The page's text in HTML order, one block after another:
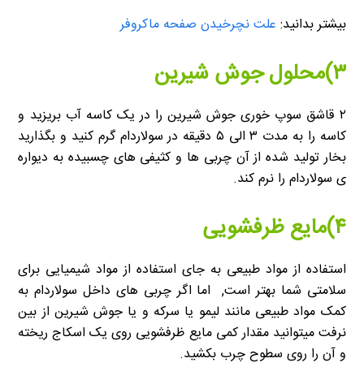
بیشتر بدانید: علت نچرخیدن صفحه ماکروفر
۳)محلول جوش شیرین
۲ قاشق سوپ خوری جوش شیرین را در یک کاسه آب بریزید و
کاسه را به مدت ۳ الی ۵ دقیقه در سولاردام گرم کنید و بگذارید
بخار تولید شده از آن چربی ها و کثیفی های چسبیده به دیواره
ی سولاردام را نرم کند.
۴)مایع ظرفشویی
استفاده از مواد طبیعی به جای استفاده از مواد شیمیایی برای
سلامتی شما بهتر است, اما اگر چربی های داخل سولاردام به
کمک مواد طبیعی مانند لیمو یا سرکه و یا جوش شیرین از بین
نرفت میتوانید مقدار کمی مایع ظرفشویی روی یک اسکاج ریخته
و آن را روی سطوح چرب بکشید.